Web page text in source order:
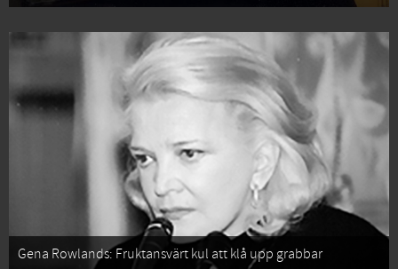
Gena Rowlands: Fruktansvärt kul att klå upp grabbar